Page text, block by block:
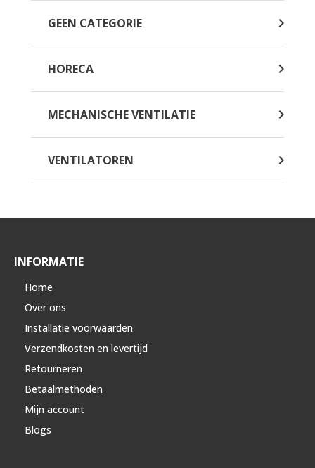
GEEN CATEGORIE
HORECA
MECHANISCHE VENTILATIE
VENTILATOREN
INFORMATIE
Home
Over ons
Installatie voorwaarden
Verzendkosten en levertijd
Retourneren
Betaalmethoden
Mijn account
Blogs